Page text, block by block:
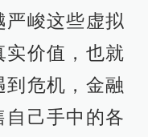
严峻这些虚拟
实价值，也就
危机，金融
自己手中的各